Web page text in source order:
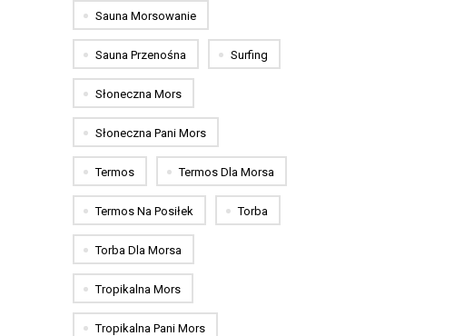
Sauna Morsowanie
Sauna Przenośna Surfing
Słoneczna Mors
Słoneczna Pani Mors
Termos Termos Dla Morsa
Termos Na Posiłek Torba
Torba Dla Morsa
Tropikalna Mors
Tropikalna Pani Mors